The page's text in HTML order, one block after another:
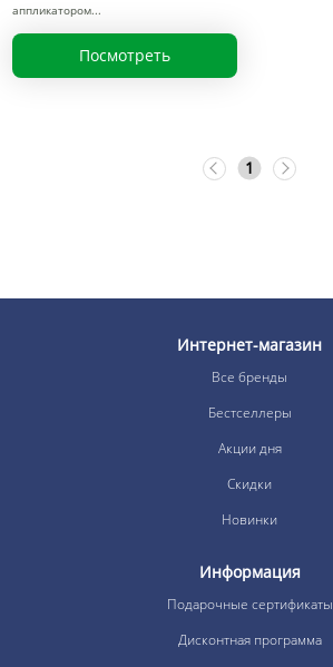
аппликатором
Посмотреть
1
Интернет-магазин
Все бренды
Бестселлеры
Акции дня
Скидки
Новинки
Информация
Подарочные сертификаты
Дисконтная программа